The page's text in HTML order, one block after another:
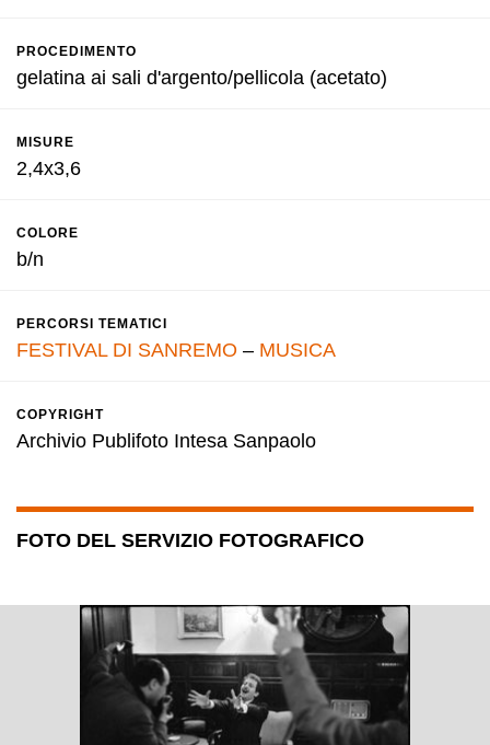
PROCEDIMENTO
gelatina ai sali d'argento/pellicola (acetato)
MISURE
2,4x3,6
COLORE
b/n
PERCORSI TEMATICI
FESTIVAL DI SANREMO – MUSICA
COPYRIGHT
Archivio Publifoto Intesa Sanpaolo
FOTO DEL SERVIZIO FOTOGRAFICO